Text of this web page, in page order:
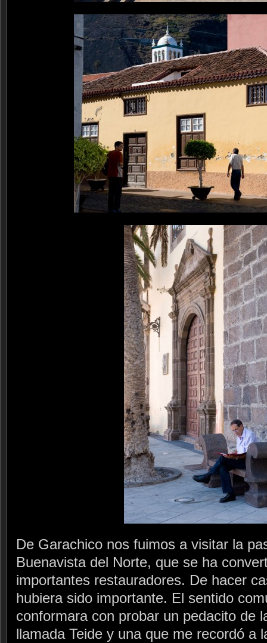
De Garachico nos fuimos a visitar la
Buenavista del Norte, que se ha
importantes restauradores. De hacer
hubiera sido importante. El sentido
conformara con probar un pedacito de
llamada Teide y una que me recordó a